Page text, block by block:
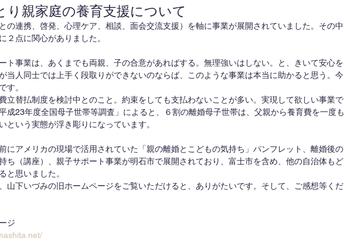
り親家庭の養育支援について
の連携、啓発、心理ケア、相談、面会交流支援）を軸に事業が展開されていました。その中
２点に関心がありました。
ト事業は、あくまでも両親、子の合意があればする。無理強いはしない。と、きいて安心を
当人同士では上手く段取りができないのならば、このような事業は本当に助かると思う。今
す。
立替払制度を検討中とのこと。約束をしても支払わないことが多い。実現して欲しい事業で
成23年度全国母子世帯等調査」によると、６割の離婚母子世帯は、父親から養育費を一度も
という実態が浮き彫りになっています。
にアメリカの現場で活用されていた「親の離婚とこどもの気持ち」パンフレット、離婚後の
ち（講座）、親子サポート事業が明石市で展開されており、富士市を含め、他の自治体もど
と思いました。
山下いづみの旧ホームページをご覧いただけると、ありがたいです。そして、ご感想等くだ
ジ